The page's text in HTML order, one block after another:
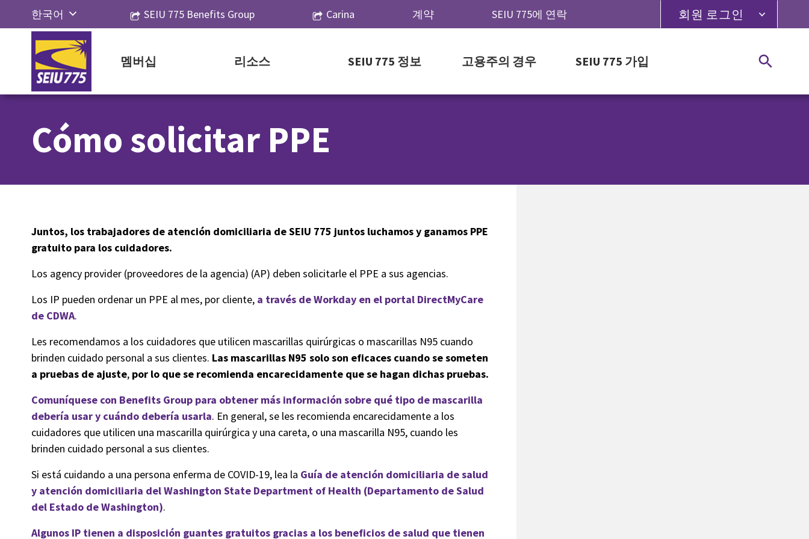
한국어
English
Русский
Español
文
Tiếng
SEIU 775 Benefits Group Carina 계약 SEIU 775에 연락 회원 로그인
멤버십 리소스 SEIU 775 정보 고용주의 경우 SEIU 775 가입
Cómo solicitar PPE
Juntos, los trabajadores de atención domiciliaria de SEIU 775 juntos luchamos y ganamos PPE
gratuito para los cuidadores.
Los agency provider (proveedores de la agencia) (AP) deben solicitarle el PPE a sus agencias.
Los IP pueden ordenar un PPE al mes, por cliente, a través de Workday en el portal DirectMyCare
de CDWA.
Les recomendamos a los cuidadores que utilicen mascarillas quirúrgicas o mascarillas N95 cuando
brinden cuidado personal a sus clientes. Las mascarillas N95 solo son eficaces cuando se someten
a pruebas de ajuste, por lo que se recomienda encarecidamente que se hagan dichas pruebas.
Comuníquese con Benefits Group para obtener más información sobre qué tipo de mascarilla
debería usar y cuándo debería usarla. En general, se les recomienda encarecidamente a los
cuidadores que utilicen una mascarilla quirúrgica y una careta, o una mascarilla N95, cuando les
brinden cuidado personal a sus clientes.
Si está cuidando a una persona enferma de COVID-19, lea la Guía de atención domiciliaria de salud
y atención domiciliaria del Washington State Department of Health (Departamento de Salud
del Estado de Washington).
Algunos IP tienen a disposición guantes gratuitos gracias a los beneficios de salud que tienen